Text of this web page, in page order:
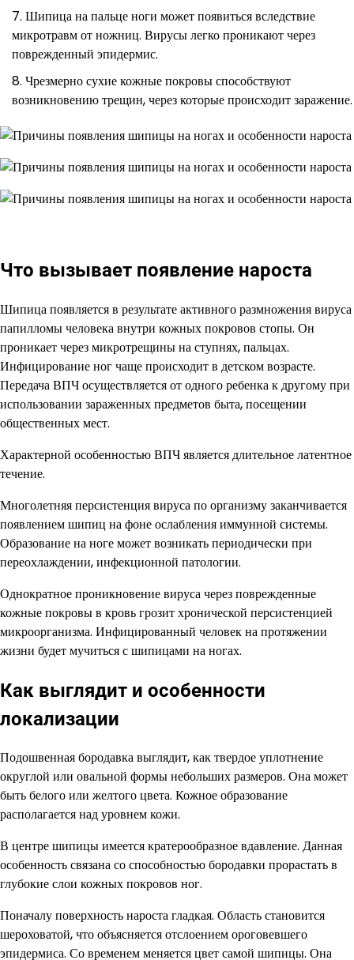
Шипица на пальце ноги может появиться вследствие
микротравм от ножниц. Вирусы легко проникают через
поврежденный эпидермис.
Чрезмерно сухие кожные покровы способствуют
возникновению трещин, через которые происходит заражение.
Что вызывает появление нароста
Шипица появляется в результате активного размножения вируса
папилломы человека внутри кожных покровов стопы. Он
проникает через микротрещины на ступнях, пальцах.
Инфицирование ног чаще происходит в детском возрасте.
Передача ВПЧ осуществляется от одного ребенка к другому при
использовании зараженных предметов быта, посещении
общественных мест.
Характерной особенностью ВПЧ является длительное латентное
течение.
Многолетняя персистенция вируса по организму заканчивается
появлением шипиц на фоне ослабления иммунной системы.
Образование на ноге может возникать периодически при
переохлаждении, инфекционной патологии.
Однократное проникновение вируса через поврежденные
кожные покровы в кровь грозит хронической персистенцией
микроорганизма. Инфицированный человек на протяжении
жизни будет мучиться с шипицами на ногах.
Как выглядит и особенности
локализации
Подошвенная бородавка выглядит, как твердое уплотнение
округлой или овальной формы небольших размеров. Она может
быть белого или желтого цвета. Кожное образование
располагается над уровнем кожи.
В центре шипицы имеется кратерообразное вдавление. Данная
особенность связана со способностью бородавки прорастать в
глубокие слои кожных покровов ног.
Поначалу поверхность нароста гладкая. Область становится
шероховатой, что объясняется отслоением ороговевшего
эпидермиса. Со временем меняется цвет самой шипицы. Она